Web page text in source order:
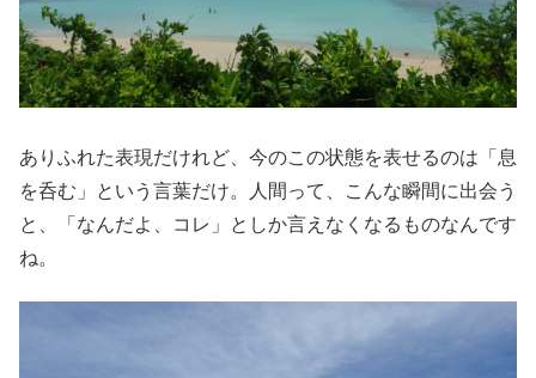
ありふれた表現だけれど、今のこの状態を表せるのは「息
を呑む」という言葉だけ。人間って、こんな瞬間に出会う
と、「なんだよ、コレ」としか言えなくなるものなんです
ね。